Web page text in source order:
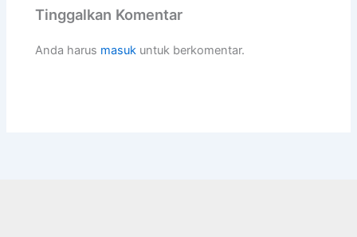
Tinggalkan Komentar
Anda harus masuk untuk berkomentar.